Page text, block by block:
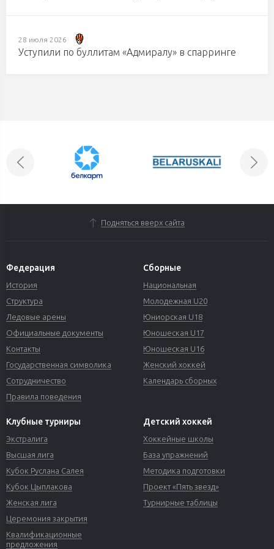
28 июля 2026
Уступили по буллитам «Адмиралу» в спарринге
Подняться вверх сайта
Федерация
История
Структура
Ледовые арены
Официальные документы
Контакты
Государственная символика
Сотрудничество
Правила поведения
Сборные
Национальная
Молодежная U20
Юниорская U18
Юношеская U17
Юношеская U16
Женский хоккей
Календарь сборных
Клубные турниры
Экстралига
Высшая лига
Кубок Руслана Салея
Кубок Цыплакова
Женская лига
Церемония закрытия
Квалификационные
предложения
Детский хоккей
Хоккейные школы
База упражнений
Методика подготовки
Проект «Пять звезд»
Турнирные таблицы